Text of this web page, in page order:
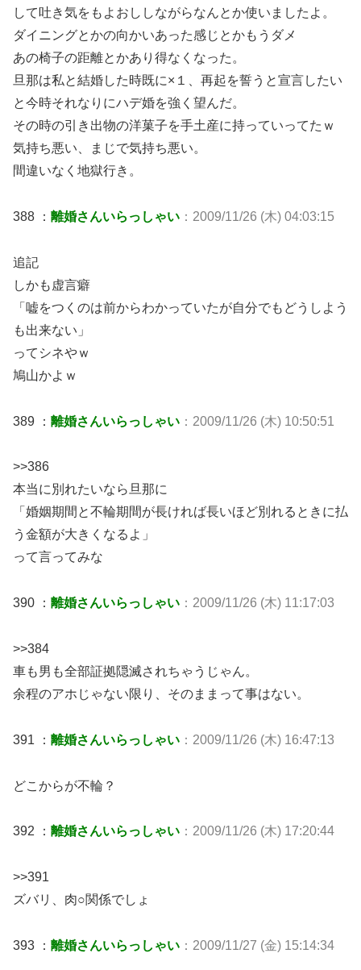
して吐き気をもよおししながらなんとか使いましたよ。
ダイニングとかの向かいあった感じとかもうダメ
あの椅子の距離とかあり得なくなった。
旦那は私と結婚した時既に×１、再起を誓うと宣言したい
と今時それなりにハデ婚を強く望んだ。
その時の引き出物の洋菓子を手土産に持っていってたｗ
気持ち悪い、まじで気持ち悪い。
間違いなく地獄行き。
388 ： 離婚さんいらっしゃい ：2009/11/26 (木) 04:03:15
追記
しかも虚言癖
「嘘をつくのは前からわかっていたが自分でもどうしよう
も出来ない」
ってシネやｗ
鳩山かよｗ
389 ： 離婚さんいらっしゃい ：2009/11/26 (木) 10:50:51
>>386
本当に別れたいなら旦那に
「婚姻期間と不輪期間が長ければ長いほど別れるときに払
う金額が大きくなるよ」
って言ってみな
390 ： 離婚さんいらっしゃい ：2009/11/26 (木) 11:17:03
>>384
車も男も全部証拠隠滅されちゃうじゃん。
余程のアホじゃない限り、そのままって事はない。
391 ： 離婚さんいらっしゃい ：2009/11/26 (木) 16:47:13
どこからが不輪？
392 ： 離婚さんいらっしゃい ：2009/11/26 (木) 17:20:44
>>391
ズバリ、肉○関係でしょ
393 ： 離婚さんいらっしゃい ：2009/11/27 (金) 15:14:34